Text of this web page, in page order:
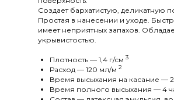
Создает бархатистую, деликатную
Простая в нанесении и уходе.
имеет неприятных запахов.
укрывистостью.
Плотность — 1,4 г/cм 3
Расход — 120 мл/м 2
Время высыхания на касание —
Время полного высыхания — 4